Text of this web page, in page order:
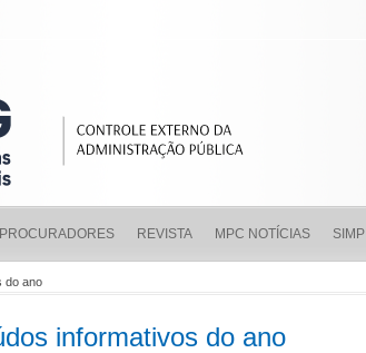
REVISTA MPC NOTÍCIAS SIMP
do ano
informativos do ano